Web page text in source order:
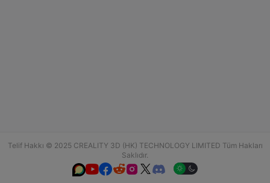
Telif Hakkı © 2025 CREALITY 3D (HK) TECHNOLOGY LIMITED Tüm Hakları
Saklıdır.
  